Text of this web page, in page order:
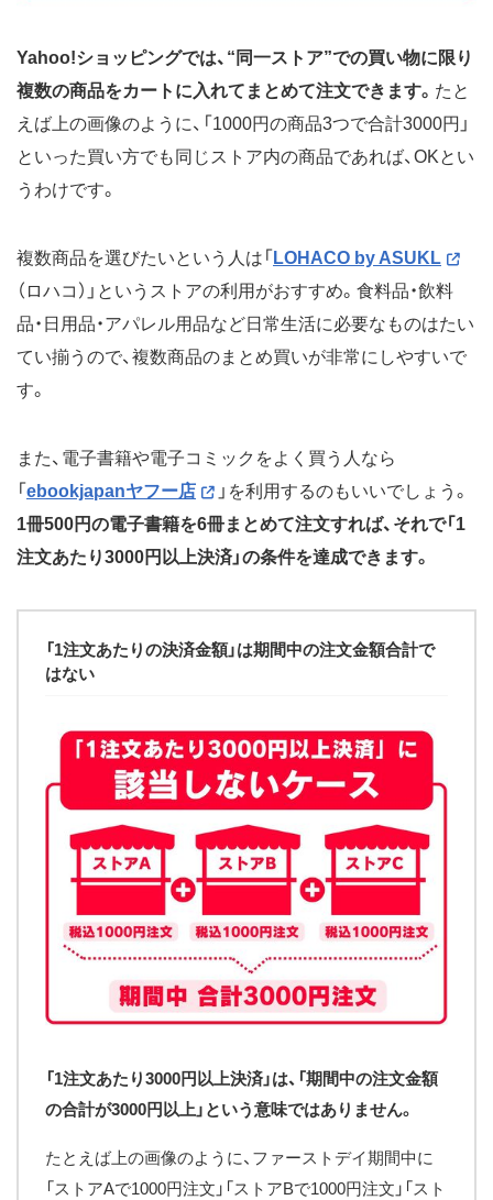
Yahoo!ショッピングでは、“同一ストア”での買い物に限り
複数の商品をカートに入れてまとめて注文できます。 たと
えば上の画像のように、「1000円の商品3つで合計3000円」
といった買い方でも同じストア内の商品であれば、OKとい
うわけです。
複数商品を選びたいという人は「 LOHACO by ASUKL
（ロハコ）」というストアの利用がおすすめ。食料品・飲料
品・日用品・アパレル用品など日常生活に必要なものはたい
てい揃うので、複数商品のまとめ買いが非常にしやすいで
す。
また、電子書籍や電子コミックをよく買う人なら
「 ebookjapanヤフー店
」を利用するのもいいでしょう。
1冊500円の電子書籍を6冊まとめて注文すれば、それで「1
注文あたり3000円以上決済」の条件を達成できます。
「1注文あたりの決済金額」は期間中の注文金額合計で
はない
「1注文あたり3000円以上決済」は、「期間中の注文金額
の合計が3000円以上」という意味ではありません。
たとえば上の画像のように、ファーストデイ期間中に
「ストアAで1000円注文」「ストアBで1000円注文」「スト